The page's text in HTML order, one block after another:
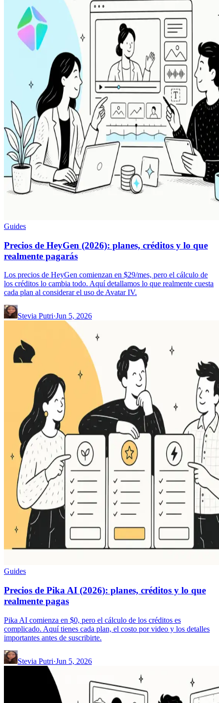
Guides
Precios de HeyGen (2026): planes, créditos y lo que
realmente pagarás
Los precios de HeyGen comienzan en $29/mes, pero el cálculo de
los créditos lo cambia todo. Aquí detallamos lo que realmente cuesta
cada plan al considerar el uso de Avatar IV.
Stevia Putri·Jun 5, 2026
Guides
Precios de Pika AI (2026): planes, créditos y lo que
realmente pagas
Pika AI comienza en $0, pero el cálculo de los créditos es
complicado. Aquí tienes cada plan, el costo por video y los detalles
importantes antes de suscribirte.
Stevia Putri·Jun 5, 2026